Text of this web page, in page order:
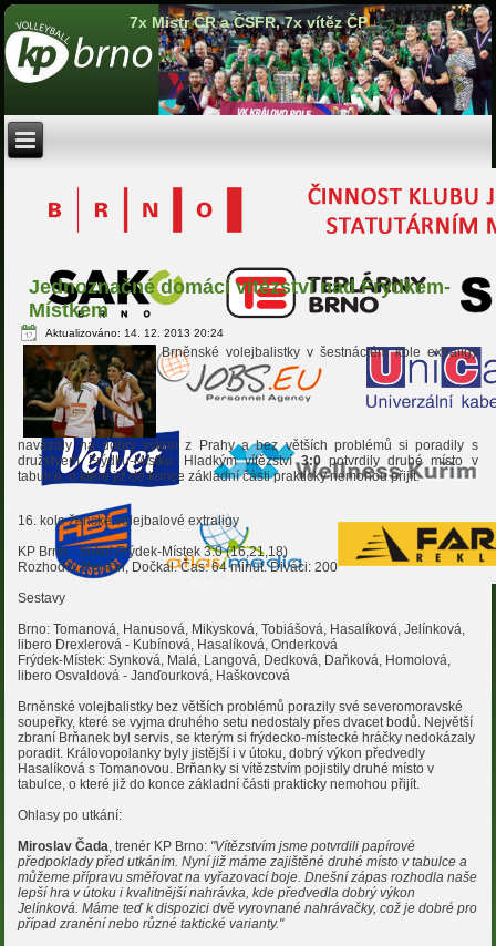
7x Mistr ČR a ČSFR, 7x vítěz ČP
Jednoznačné domácí vítězství nad Frýdkem-
Místkem
Aktualizováno: 14. 12. 2013 20:24
Brněnské volejbalistky v šestnáctém kole extraligy
navázaly na dobrý výkon z Prahy a bez větších problémů si poradily s
družstvem Frýdku-Místku. Hladkým vítězství3:0 potvrdily druhé místo v
tabulce, o které již do konce základní části prakticky nemohou přijít.
16. kolo ženské volejbalové extraligy
KP Brno - Sokol Frýdek-Místek 3:0 (16,21,18)
Rozhodčí: Renčín, Dočkal. Čas: 64 minut. Diváci: 200
Sestavy
Brno: Tomanová, Hanusová, Mikysková, Tobiášová, Hasalíková, Jelínková,
libero Drexlerová - Kubínová, Hasalíková, Onderková
Frýdek-Místek: Synková, Malá, Langová, Dedková, Daňková, Homolová,
libero Osvaldová - Janďourková, Haškovcová
Brněnské volejbalistky bez větších problémů porazily své severomoravské
soupeřky, které se vyjma druhého setu nedostaly přes dvacet bodů. Největší
zbraní Brňanek byl servis, se kterým si frýdecko-místecké hráčky nedokázaly
poradit. Královopolanky byly jistější i v útoku, dobrý výkon předvedly
Hasalíková s Tomanovou. Brňanky si vítězstvím pojistily druhé místo v
tabulce, o které již do konce základní části prakticky nemohou přijít.
Ohlasy po utkání:
Miroslav Čada, trenér KP Brno: "Vítězstvím jsme potvrdili papírové
předpoklady před utkáním. Nyní již máme zajištěné druhé místo v tabulce a
můžeme přípravu směřovat na vyřazovací boje. Dnešní zápas rozhodla naše
lepší hra v útoku i kvalitnější nahrávka, kde předvedla dobrý výkon
Jelínková. Máme teď k dispozici dvě vyrovnané nahrávačky, což je dobré pro
případ zranění nebo různé taktické varianty."